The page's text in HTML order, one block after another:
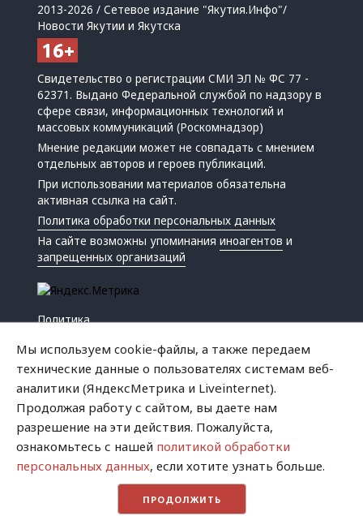
2013-2026 / Сетевое издание "Якутия.Инфо"/
Новости Якутии и Якутска
Свидетельство о регистрации СМИ ЭЛ № ФС 77 -
62371. Выдано Федеральной службой по надзору в
сфере связи, информационных технологий и
массовых коммуникаций (Роскомнадзор)
Мнение редакции может не совпадать с мнением
отдельных авторов и героев публикаций.
При использовании материалов обязательна
активная ссылка на сайт.
Политика обработки персональных данных
На сайте возможны упоминанияиноагентов и
запрещенных организаций
Политика
Успех
Хватит это терпеть
Мы используем cookie-файлы, а также передаем
технические данные о пользователях системам веб-
аналитики (ЯндексМетрика и Liveinternet).
Продолжая работу с сайтом, вы даете нам
разрешение на эти действия. Пожалуйста,
ознакомьтесь с нашей политикой обработки
персональных данных, если хотите узнать больше.
ПРОДОЛЖИТЬ